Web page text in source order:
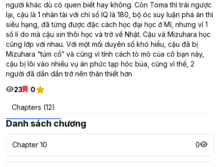
người khác dù có quen biết hay không. Còn Toma thì trái ngược
lại, cậu là 1 nhân tài với chỉ số IQ là 180, bộ óc suy luận phá án thì
siêu hạng, đã từng được đặc cách học đại học ở Mĩ, nhưng vì 1
số lí do mà cậu xin thôi học và trở về Nhật. Cậu và Mizuhara học
cũng lớp với nhau. Với một mối duyên số khó hiểu, cậu đã bị
Mizuhara “túm cổ” và cũng vì tính cách tò mò của cô bạn này,
cậu bị lôi vào nhiều vụ án phức tạp hóc búa, cũng vì thế, 2
người đã dần dần trở nên thân thiết hơn
23
0
Chapters (12)
Danh sách chương
Chapter 10 0